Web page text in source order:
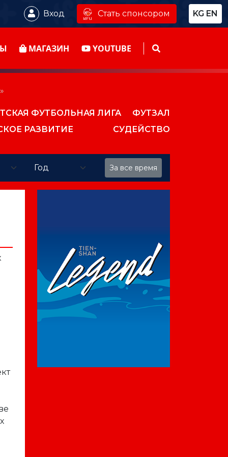
Вход Стать спонсором KG EN
МАГАЗИН YOUTUBE
ФУТБОЛЬНАЯ ЛИГА
ФУТЗАЛ
РАЗВИТИЕ
СУДЕЙСТВО
За все время